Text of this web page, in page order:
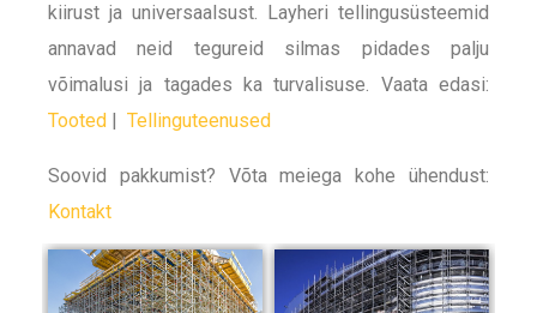
kiirust ja universaalsust. Layheri tellingusüsteemid
annavad neid tegureid silmas pidades palju
võimalusi ja tagades ka turvalisuse. Vaata edasi:
Tooted | Tellinguteenused
Soovid pakkumist? Võta meiega kohe ühendust:
Kontakt